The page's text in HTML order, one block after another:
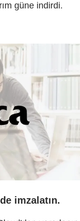
güne indirdi.
imzalatın.